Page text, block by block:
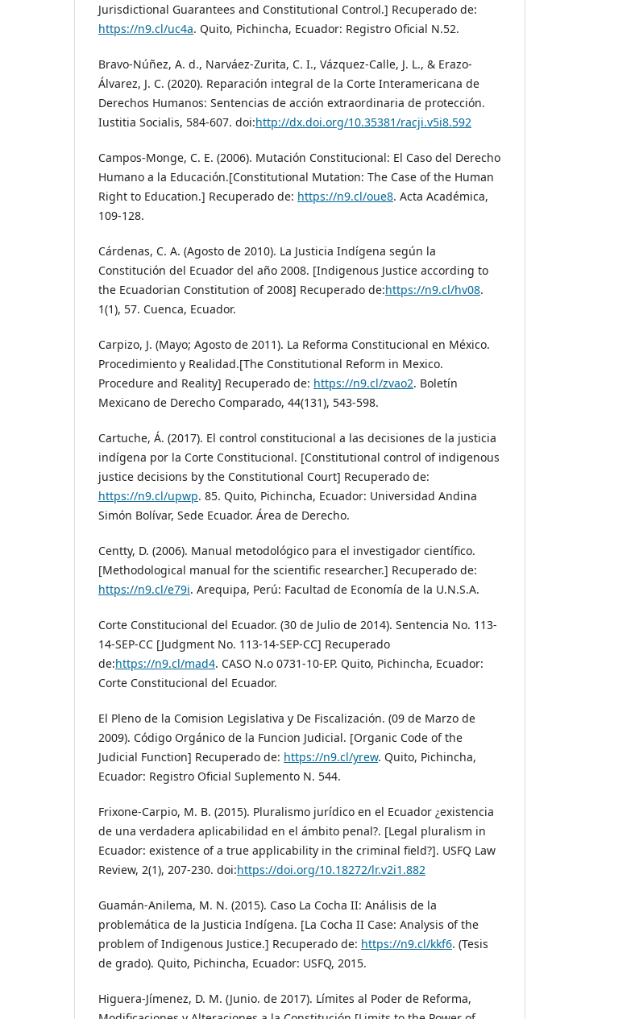
Jurisdictional Guarantees and Constitutional Control.] Recuperado de:
https://n9.cl/uc4a. Quito, Pichincha, Ecuador: Registro Oficial N.52.
Bravo-Núñez, A. d., Narváez-Zurita, C. I., Vázquez-Calle, J. L., & Erazo-
Álvarez, J. C. (2020). Reparación integral de la Corte Interamericana de
Derechos Humanos: Sentencias de acción extraordinaria de protección.
Iustitia Socialis, 584-607. doi:http://dx.doi.org/10.35381/racji.v5i8.592
Campos-Monge, C. E. (2006). Mutación Constitucional: El Caso del Derecho
Humano a la Educación.[Constitutional Mutation: The Case of the Human
Right to Education.] Recuperado de: https://n9.cl/oue8. Acta Académica,
109-128.
Cárdenas, C. A. (Agosto de 2010). La Justicia Indígena según la
Constitución del Ecuador del año 2008. [Indigenous Justice according to
the Ecuadorian Constitution of 2008] Recuperado de:https://n9.cl/hv08.
1(1), 57. Cuenca, Ecuador.
Carpizo, J. (Mayo; Agosto de 2011). La Reforma Constitucional en México.
Procedimiento y Realidad.[The Constitutional Reform in Mexico.
Procedure and Reality] Recuperado de: https://n9.cl/zvao2. Boletín
Mexicano de Derecho Comparado, 44(131), 543-598.
Cartuche, Á. (2017). El control constitucional a las decisiones de la justicia
indígena por la Corte Constitucional. [Constitutional control of indigenous
justice decisions by the Constitutional Court] Recuperado de:
https://n9.cl/upwp. 85. Quito, Pichincha, Ecuador: Universidad Andina
Simón Bolívar, Sede Ecuador. Área de Derecho.
Centty, D. (2006). Manual metodológico para el investigador científico.
[Methodological manual for the scientific researcher.] Recuperado de:
https://n9.cl/e79i. Arequipa, Perú: Facultad de Economía de la U.N.S.A.
Corte Constitucional del Ecuador. (30 de Julio de 2014). Sentencia No. 113-
14-SEP-CC [Judgment No. 113-14-SEP-CC] Recuperado
de:https://n9.cl/mad4. CASO N.o 0731-10-EP. Quito, Pichincha, Ecuador:
Corte Constitucional del Ecuador.
El Pleno de la Comision Legislativa y De Fiscalización. (09 de Marzo de
2009). Código Orgánico de la Funcion Judicial. [Organic Code of the
Judicial Function] Recuperado de: https://n9.cl/yrew. Quito, Pichincha,
Ecuador: Registro Oficial Suplemento N. 544.
Frixone-Carpio, M. B. (2015). Pluralismo jurídico en el Ecuador ¿existencia
de una verdadera aplicabilidad en el ámbito penal?. [Legal pluralism in
Ecuador: existence of a true applicability in the criminal field?]. USFQ Law
Review, 2(1), 207-230. doi:https://doi.org/10.18272/lr.v2i1.882
Guamán-Anilema, M. N. (2015). Caso La Cocha II: Análisis de la
problemática de la Justicia Indígena. [La Cocha II Case: Analysis of the
problem of Indigenous Justice.] Recuperado de: https://n9.cl/kkf6. (Tesis
de grado). Quito, Pichincha, Ecuador: USFQ, 2015.
Higuera-Jímenez, D. M. (Junio. de 2017). Límites al Poder de Reforma,